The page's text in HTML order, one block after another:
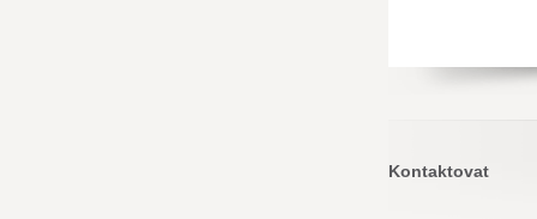
Kontaktovat